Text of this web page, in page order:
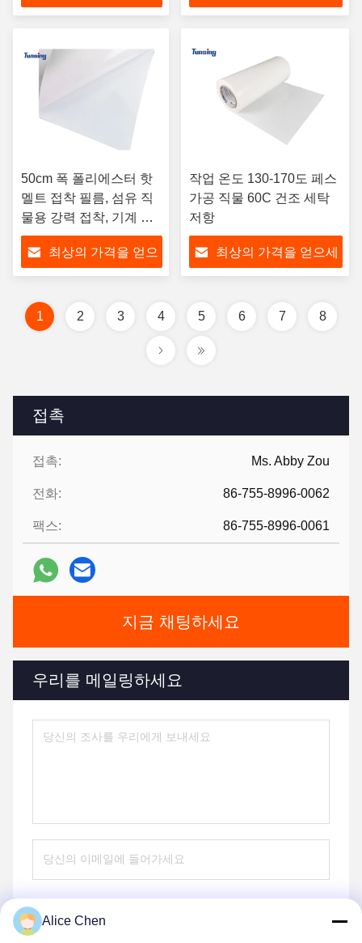
접촉
접촉: Ms. Abby Zou
전화: 86-755-8996-0062
팩스: 86-755-8996-0061
지금 채팅하세요
우리를 메일링하세요
50cm 폭 폴리에스터 핫
멜트 접착 필름, 섬유 직
물용 강력 접착, 기계 몰
드 온도 130C-170C
최상의 가격을 얻으
작업 온도 130-170도 페스
가공 직물 60C 건조 세탁
저항
최상의 가격을 얻으세
1 2 3 4 5 6 7 8
Alice Chen